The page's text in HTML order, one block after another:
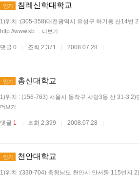
인기 침례신학대학교
1)위치 :(305-358)대전광역시 유성구 하기동 산14번
http://www.kb… 더보기
댓글 0 | 조회 2,371 | 2008.07.28 |
인기 총신대학교
1)위치 : (156-763) 서울시 동작구 사당3동 산 31-3
더보기
댓글 1 | 조회 2,399 | 2008.07.28 |
인기 천안대학교
1)위치 :(330-704) 충청남도 천안시 안서동 115번지